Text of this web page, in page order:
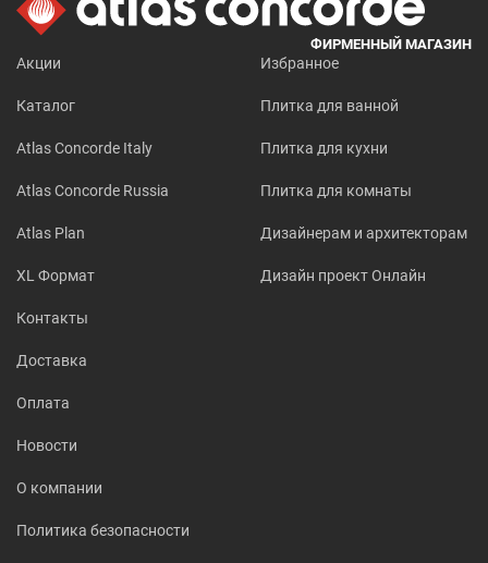
ФИРМЕННЫЙ МАГАЗИН
Акции
Каталог
Atlas Concorde Italy
Atlas Concorde Russia
Atlas Plan
XL Формат
Избранное
Плитка для ванной
Плитка для кухни
Плитка для комнаты
Дизайнерам и архитекторам
Дизайн проект Онлайн
Контакты
Доставка
Оплата
Новости
О компании
Политика безопасности